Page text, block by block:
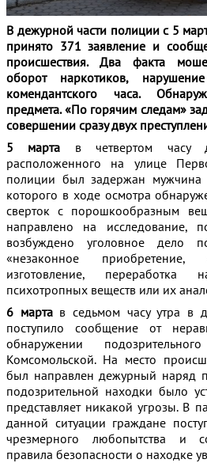
В дежурной части полиции с 5
принято 371 заявление и
происшествия.Два факта
оборот наркотиков,
комендантского часа.
предмета. «По горячим следам»
совершении сразу двух
5 марта в четвертом часу
расположенного на улице
полиции был задержан
которого в ходе осмотра
сверток с порошкообразным
направлено на исследование,
возбуждено уголовное
«незаконное приобретение,
изготовление, переработка
психотропных веществ или их
6 мартав седьмом часу утра в
поступило сообщение от
обнаружении
Комсомольской. На место
был направлен дежурный наряд
подозрительной находки было
представляет никакой угрозы. В
данной ситуации граждане
чрезмерного любопытства и
правила безопасности о находке